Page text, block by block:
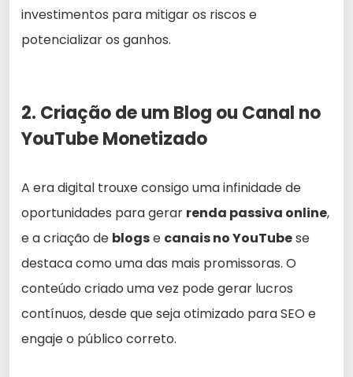
investimentos para mitigar os riscos e
potencializar os ganhos.
2. Criação de um Blog ou Canal no
YouTube Monetizado
A era digital trouxe consigo uma infinidade de
oportunidades para gerar renda passiva online,
e a criação de blogse canais no YouTubese
destaca como uma das mais promissoras. O
conteúdo criado uma vez pode gerar lucros
contínuos, desde que seja otimizado para SEO e
engaje o público correto.